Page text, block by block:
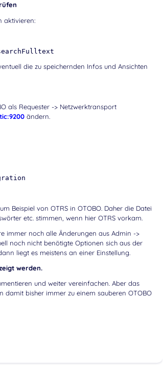
aktivieren:
die zu speichernden Infos und Ansichten
als Requester -> Netzwerktransport
ändern.
Beispiel von OTRS in OTOBO. Daher die Datei
etc. stimmen, wenn hier OTRS vorkam.
immer noch alle Änderungen aus Admin ->
noch nicht benötigte Optionen sich aus der
liegt es meistens an einer Einstellung.
werden.
und weiter vereinfachen. Aber das
damit bisher immer zu einem sauberen OTOBO